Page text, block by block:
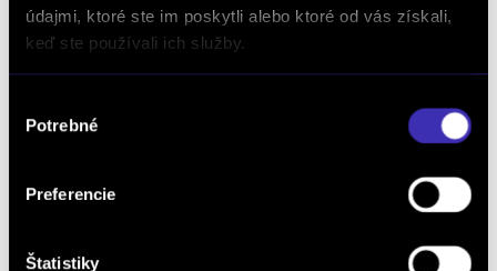
údajmi, ktoré ste im poskytli alebo ktoré od vás získali,
keď ste používali ich služby.
súhlasu
Potrebné
Preferencie
Štatistiky
Objednať náhradný diel
a príslušenstvo